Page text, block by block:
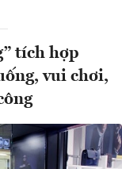
tích hợp
vui chơi,